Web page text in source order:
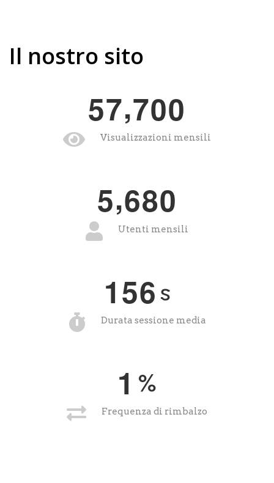
Il nostro sito
57,700
Visualizzazioni mensili
5,680
Utenti mensili
156 s
Durata sessione media
1 %
Frequenza di rimbalzo